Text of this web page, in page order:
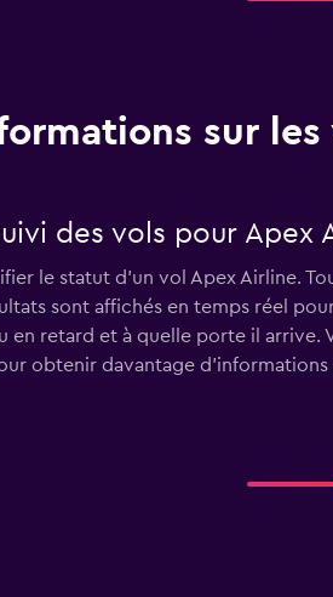
sur les
des vols pour Apex
le statut d'un vol Apex Airline.
sont affichés en temps réel
retard et à quelle porte il arrive.
obtenir davantage d'informations